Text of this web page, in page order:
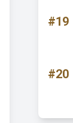
#19
#20